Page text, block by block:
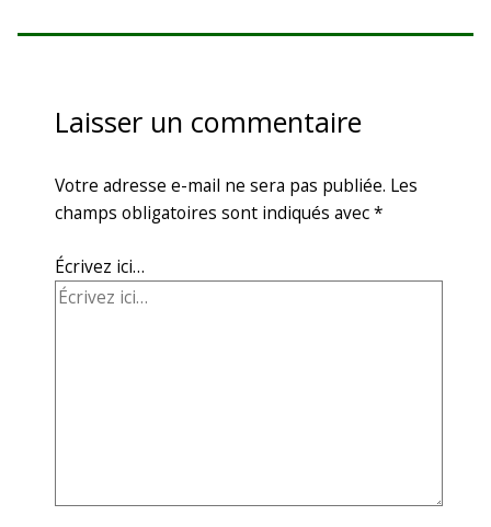
Laisser un commentaire
Votre adresse e-mail ne sera pas publiée. Les
champs obligatoires sont indiqués avec*
Écrivez ici…